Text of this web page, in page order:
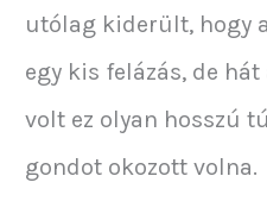
utólag kiderült, hogy
egy kis felázás, de
volt ez olyan hosszú
gondot okozott volna.